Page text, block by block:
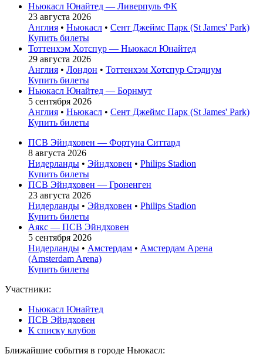
Ньюкасл Юнайтед — Ливерпуль ФК
23 августа 2026
Англия • Ньюкасл • Сент Джеймс Парк (St James' Park)
Купить билеты
Тоттенхэм Хотспур — Ньюкасл Юнайтед
29 августа 2026
Англия • Лондон • Тоттенхэм Хотспур Стэдиум
Купить билеты
Ньюкасл Юнайтед — Борнмут
5 сентября 2026
Англия • Ньюкасл • Сент Джеймс Парк (St James' Park)
Купить билеты
ПСВ Эйндховен — Фортуна Ситтард
8 августа 2026
Нидерланды • Эйндховен • Philips Stadion
Купить билеты
ПСВ Эйндховен — Гроненген
23 августа 2026
Нидерланды • Эйндховен • Philips Stadion
Купить билеты
Аякс — ПСВ Эйндховен
5 сентября 2026
Нидерланды • Амстердам • Амстердам Арена
(Amsterdam Arena)
Купить билеты
Участники:
Ньюкасл Юнайтед
ПСВ Эйндховен
К списку клубов
Ближайшие события в городе Ньюкасл: